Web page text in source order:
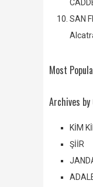
SAN
Most
Archives
KİM
ŞİİR